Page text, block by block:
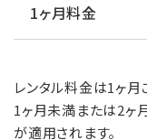
1ヶ月料金
レンタル料金は1ヶ月
1ヶ月未満または2ヶ
が適用されます。